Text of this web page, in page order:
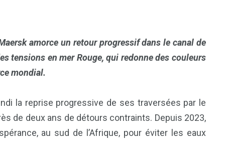
amorce un retour progressif dans le canal de
tensions en mer Rouge, qui redonne des couleurs
mondial.
la reprise progressive de ses traversées par le
de deux ans de détours contraints. Depuis 2023,
au sud de l’Afrique, pour éviter les eaux